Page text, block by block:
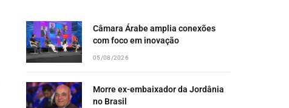
Câmara Árabe amplia conexões
com foco em inovação
05/08/2026
Morre ex-embaixador da Jordânia
no Brasil